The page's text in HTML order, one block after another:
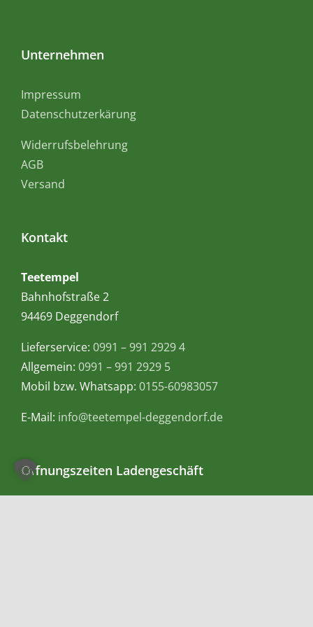
Unternehmen
Impressum
Datenschutzerkärung
Widerrufsbelehrung
AGB
Versand
Kontakt
Teetempel
Bahnhofstraße 2
94469 Deggendorf
Lieferservice: 0991 – 991 2929 4
Allgemein: 0991 – 991 2929 5
Mobil bzw. Whatsapp: 0155-60983057
E-Mail: info@teetempel-deggendorf.de
Öffnungszeiten Ladengeschäft